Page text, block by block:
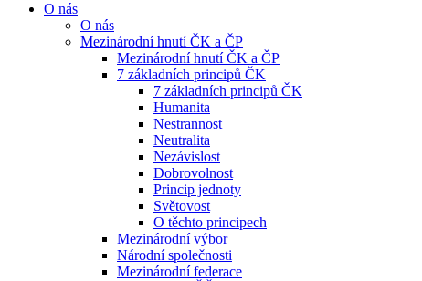
O nás
O nás
Mezinárodní hnutí ČK a ČP
Mezinárodní hnutí ČK a ČP
7 základních principů ČK
7 základních principů ČK
Humanita
Nestrannost
Neutralita
Nezávislost
Dobrovolnost
Princip jednoty
Světovost
O těchto principech
Mezinárodní výbor
Národní společnosti
Mezinárodní federace